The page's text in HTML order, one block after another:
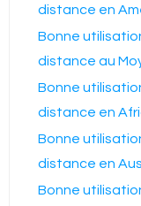
distance en
Bonne
distance au
Bonne
distance en
Bonne
distance en
Bonne